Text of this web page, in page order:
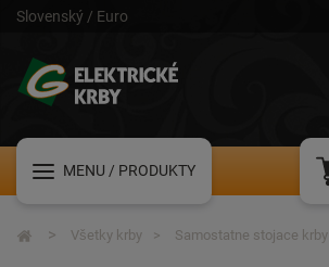
Slovenský / Euro
MENU / PRODUKTY
Všetky krby Samostatne stojace krby